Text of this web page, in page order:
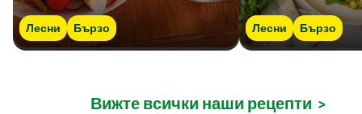
Лесни Бързо Лесни Бързо
Вижте всички наши рецепти >